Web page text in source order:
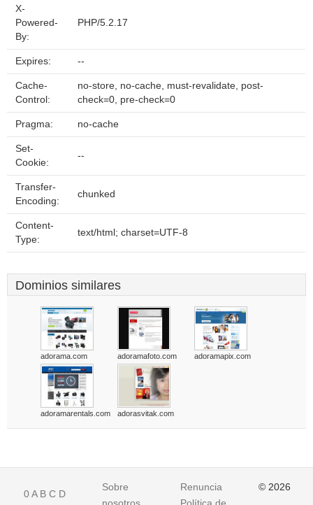
X-
Powered-
By:
PHP/5.2.17
Expires: --
Cache-
Control:
no-store, no-cache, must-revalidate, post-
check=0, pre-check=0
Pragma: no-cache
Set-
Cookie:
--
Transfer-
Encoding:
chunked
Content-
Type:
text/html; charset=UTF-8
Dominios similares
adorama.com adoramafoto.com adoramapix.com
adoramarentals.com adorasvitak.com
0A B C D
Sobre
Renuncia
© 2026